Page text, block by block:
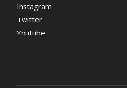
Instagram
Twitter
Youtube